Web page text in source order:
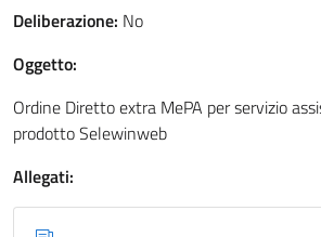
Deliberazione: No
Oggetto:
Ordine Diretto extra MePA per servizio
prodotto Selewinweb
Allegati: